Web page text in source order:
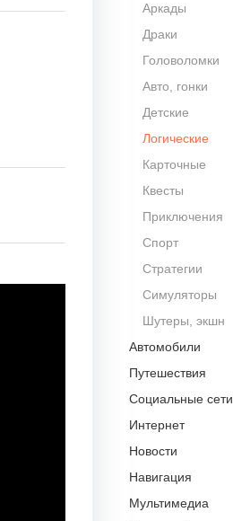
Аркады
Драки
Головоломки
Авто, гонки
Детские
Логические
Карточные
Квесты
Приключения
Спорт
Стратегии
Симуляторы
Шутеры, экшн
Автомобили
Путешествия
Социальные сети
Интернет
Новости
Навигация
Мультимедиа